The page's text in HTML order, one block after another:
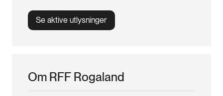
Se aktive utlysninger
Om RFF Rogaland